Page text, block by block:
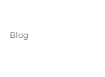
Blog